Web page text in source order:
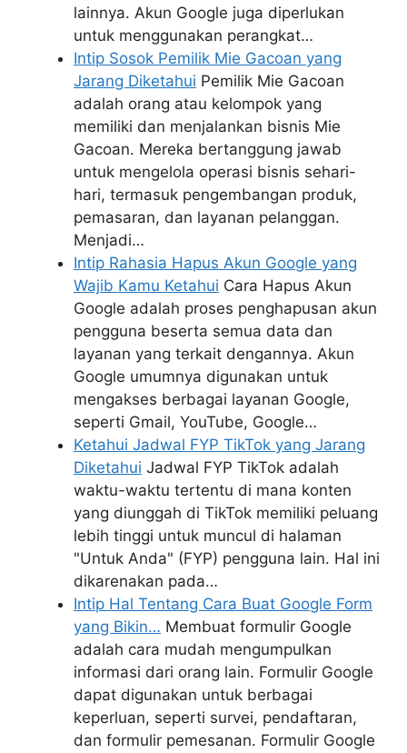
lainnya. Akun Google juga diperlukan
untuk menggunakan perangkat…
Intip Sosok Pemilik Mie Gacoan yang
Jarang Diketahui Pemilik Mie Gacoan
adalah orang atau kelompok yang
memiliki dan menjalankan bisnis Mie
Gacoan. Mereka bertanggung jawab
untuk mengelola operasi bisnis sehari-
hari, termasuk pengembangan produk,
pemasaran, dan layanan pelanggan.
Menjadi…
Intip Rahasia Hapus Akun Google yang
Wajib Kamu Ketahui Cara Hapus Akun
Google adalah proses penghapusan akun
pengguna beserta semua data dan
layanan yang terkait dengannya. Akun
Google umumnya digunakan untuk
mengakses berbagai layanan Google,
seperti Gmail, YouTube, Google…
Ketahui Jadwal FYP TikTok yang Jarang
Diketahui Jadwal FYP TikTok adalah
waktu-waktu tertentu di mana konten
yang diunggah di TikTok memiliki peluang
lebih tinggi untuk muncul di halaman
"Untuk Anda" (FYP) pengguna lain. Hal ini
dikarenakan pada…
Intip Hal Tentang Cara Buat Google Form
yang Bikin… Membuat formulir Google
adalah cara mudah mengumpulkan
informasi dari orang lain. Formulir Google
dapat digunakan untuk berbagai
keperluan, seperti survei, pendaftaran,
dan formulir pemesanan. Formulir Google